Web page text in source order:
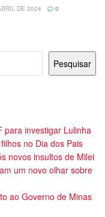
DE 2024 0
Pesquisar
para investigar Lulinha
no Dia dos Pais
novos insultos de Milei
um novo olhar sobre
ao Governo de Minas